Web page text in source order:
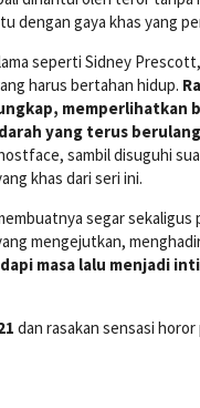
dengan gaya khas yang
seperti Sidney
harus bertahan hidup.
memperlihatkan
yang terus
sambil disuguhi
khas dari seri ini.
segar sekaligus
mengejutkan,
masa lalu menjadi
dan rasakan sensasi